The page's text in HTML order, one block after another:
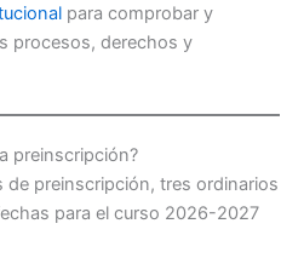
para comprobar y
procesos, derechos y
preinscripción?
de preinscripción, tres ordinarios
para el curso 2026-2027